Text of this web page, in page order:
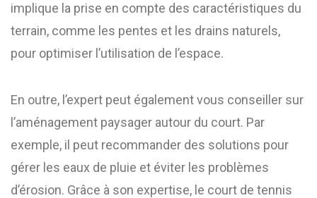
implique la prise en compte des caractéristiques du
terrain, comme les pentes et les drains naturels,
pour optimiser l’utilisation de l’espace.
En outre, l’expert peut également vous conseiller sur
l’aménagement paysager autour du court. Par
exemple, il peut recommander des solutions pour
gérer les eaux de pluie et éviter les problèmes
d’érosion. Grâce à son expertise, le court de tennis